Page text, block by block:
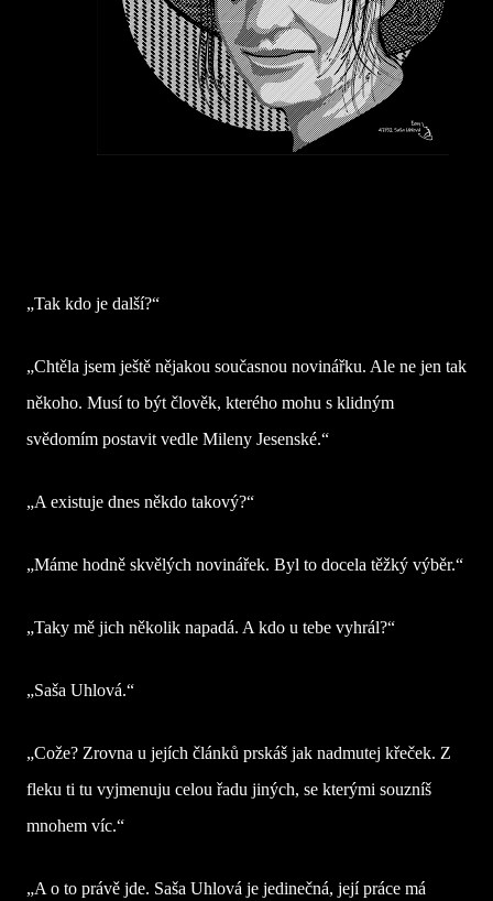
„Tak kdo je další?“
„Chtěla jsem ještě nějakou současnou novinářku. Ale ne jen tak
někoho. Musí to být člověk, kterého mohu s klidným
svědomím postavit vedle Mileny Jesenské.“
„A existuje dnes někdo takový?“
„Máme hodně skvělých novinářek. Byl to docela těžký výběr.“
„Taky mě jich několik napadá. A kdo u tebe vyhrál?“
„Saša Uhlová.“
„Cože? Zrovna u jejích článků prskáš jak nadmutej křeček. Z
fleku ti tu vyjmenuju celou řadu jiných, se kterými souzníš
mnohem víc.“
„A o to právě jde. Saša Uhlová je jedinečná, její práce má